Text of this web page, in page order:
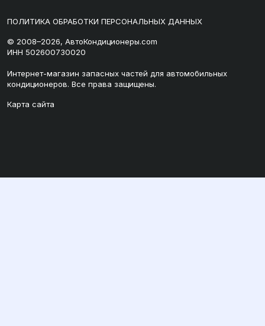
ПОЛИТИКА ОБРАБОТКИ ПЕРСОНАЛЬНЫХ ДАННЫХ
© 2008–2026, АвтоКондиционеры.com
ИНН 502600730020
Интернет-магазин запасных частей для автомобильных
кондиционеров. Все права защищены.
Карта сайта